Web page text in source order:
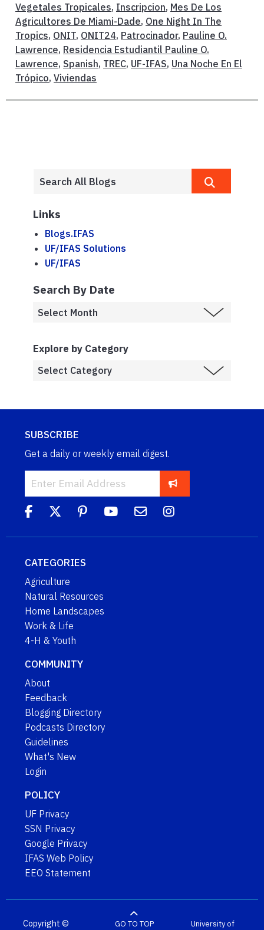
Vegetales Tropicales, Inscripcion, Mes De Los
Agricultores De Miami-Dade, One Night In The
Tropics, ONIT, ONIT24, Patrocinador, Pauline O.
Lawrence, Residencia Estudiantil Pauline O.
Lawrence, Spanish, TREC, UF-IFAS, Una Noche En El
Trópico, Viviendas
Links
Blogs.IFAS
UF/IFAS Solutions
UF/IFAS
Search By Date
Explore by Category
SUBSCRIBE
Get a daily or weekly email digest.
CATEGORIES
Agriculture
Natural Resources
Home Landscapes
Work & Life
4-H & Youth
COMMUNITY
About
Feedback
Blogging Directory
Podcasts Directory
Guidelines
What's New
Login
POLICY
UF Privacy
SSN Privacy
Google Privacy
IFAS Web Policy
EEO Statement
Copyright ©
GO TO TOP University of